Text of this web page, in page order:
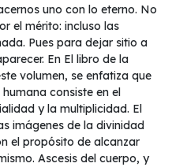
uno con lo eterno. No
el mérito: incluso las
Pues para dejar sitio a
En El libro de la
volumen, se enfatiza que
consiste en el
y la multiplicidad. El
imágenes de la divinidad
el propósito de alcanzar
Ascesis del cuerpo, y